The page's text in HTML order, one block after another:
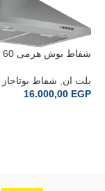
بلت ان
شفاط بوتاجاز
16.000,00 EGP